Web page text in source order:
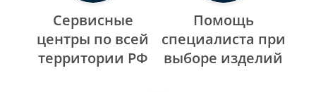
Сервисные
центры по всей
территории РФ
Помощь
специалиста при
выборе изделий